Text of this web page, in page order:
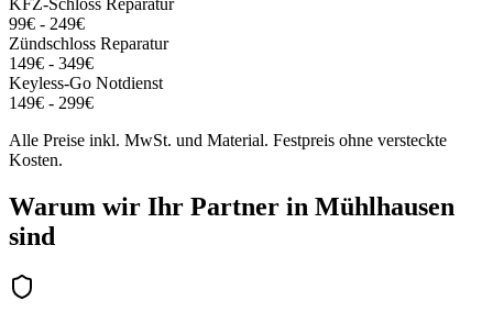
99€ - 249€
Zündschloss Reparatur
149€ - 349€
Keyless-Go Notdienst
149€ - 299€
Alle Preise inkl. MwSt. und Material. Festpreis ohne versteckte
Kosten.
Warum wir Ihr Partner in Mühlhausen
sind